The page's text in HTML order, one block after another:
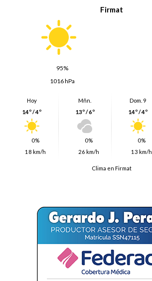
Firmat
95%
1016 hPa
Hoy
14º / 4º
0%
18 km/h
Mñn.
13º / 6º
0%
26 km/h
Dom. 9
14º / 4º
0%
13 km/h
Clima en Firmat